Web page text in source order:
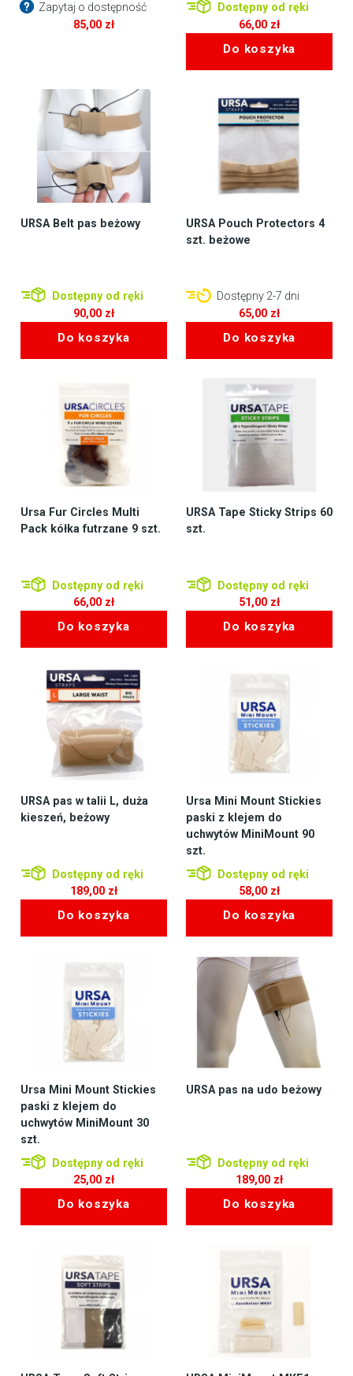
Zapytaj o dostępność
85,00 zł
Dostępny od ręki
66,00 zł
Do koszyka
URSA Belt pas beżowy
Dostępny od ręki
90,00 zł
Do koszyka
URSA Pouch Protectors 4
szt. beżowe
Dostępny 2-7 dni
65,00 zł
Do koszyka
Ursa Fur Circles Multi
Pack kółka futrzane 9 szt.
Dostępny od ręki
66,00 zł
Do koszyka
URSA Tape Sticky Strips 60
szt.
Dostępny od ręki
51,00 zł
Do koszyka
URSA pas w talii L, duża
kieszeń, beżowy
Dostępny od ręki
189,00 zł
Do koszyka
Ursa Mini Mount Stickies
paski z klejem do
uchwytów MiniMount 90
szt.
Dostępny od ręki
58,00 zł
Do koszyka
Ursa Mini Mount Stickies
paski z klejem do
uchwytów MiniMount 30
szt.
Dostępny od ręki
25,00 zł
Do koszyka
URSA pas na udo beżowy
Dostępny od ręki
189,00 zł
Do koszyka